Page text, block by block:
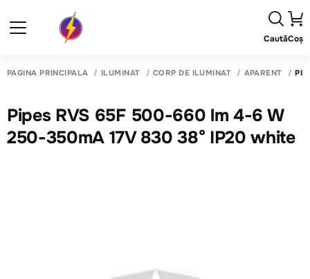
CautăCoș
PAGINA PRINCIPALĂ ILUMINAT CORP DE ILUMINAT APARENT
Pipes RVS 65F 500-660 lm 4-6 W
250-350mA 17V 830 38° IP20 white